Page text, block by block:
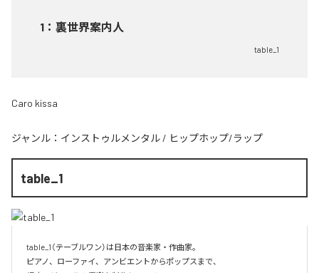
1 ： 裏世界案内人
table_1
Caro kissa
ジャンル： インストゥルメンタル / ヒップホップ/ラップ
table_1
table_1（テーブルワン）は日本の音楽家・作曲家。
ピアノ、ローファイ、アンビエントからポップスまで、